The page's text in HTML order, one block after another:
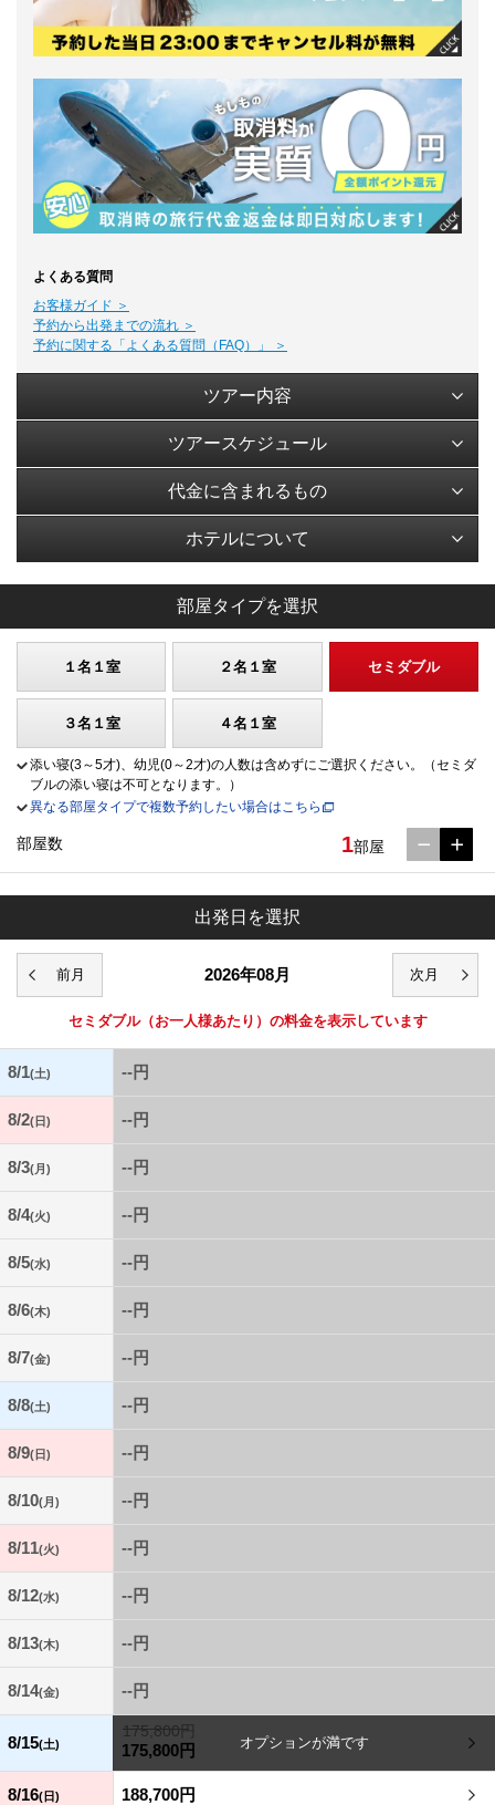
よくある質問
お客様ガイド ＞
予約から出発までの流れ ＞
予約に関する「よくある質問（FAQ）」 ＞
ツアー内容
ツアースケジュール
代金に含まれるもの
ホテルについて
部屋タイプを選択
１名１室 ２名１室 セミダブル
３名１室 ４名１室
添い寝(3～5才)、幼児(0～2才)の人数は含めずにご選択ください。（セミダ
ブルの添い寝は不可となります。）
異なる部屋タイプで複数予約したい場合はこちら
部屋数 1部屋
出発日を選択
2026年08月
セミダブル（お一人様あたり）の料金を表示しています
8/1(土) --円
8/2(日) --円
8/3(月) --円
8/4(火) --円
8/5(水) --円
8/6(木) --円
8/7(金) --円
8/8(土) --円
8/9(日) --円
8/10(月) --円
8/11(火) --円
8/12(水) --円
8/13(木) --円
8/14(金) --円
8/15(土)
175,800円
175,800円
8/16(日) 188,700円